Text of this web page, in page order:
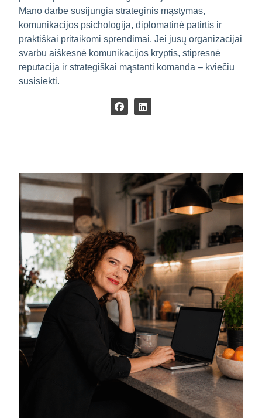
Mano darbe susijungia strateginis mąstymas,
komunikacijos psichologija, diplomatinė patirtis ir
praktiškai pritaikomi sprendimai. Jei jūsų organizacijai
svarbu aiškesnė komunikacijos kryptis, stipresnė
reputacija ir strategiškai mąstanti komanda – kviečiu
susisiekti.